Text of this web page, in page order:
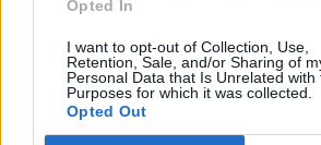
Opted In
I want to opt-out of Collection, Use,
Retention, Sale, and/or Sharing of
Personal Data that Is Unrelated with
Purposes for which it was collected.
Opted Out
KEDVES OLVASÓNK!
A keresett cikk a portfolio.hu
tartozik, melynek olvasása
regisztrációhoz kötött.